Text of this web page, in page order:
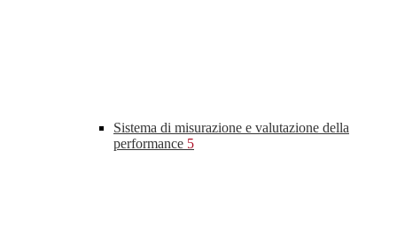
Sistema di misurazione e valutazione della
performance 5